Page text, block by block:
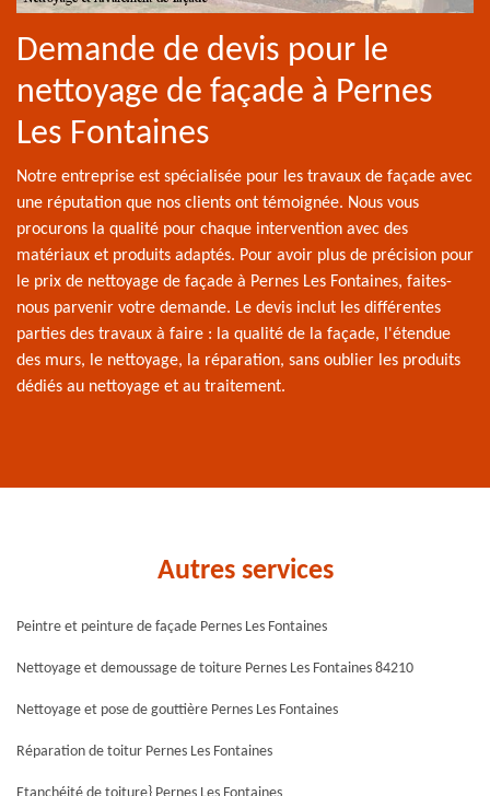
Demande de devis pour le
nettoyage de façade à Pernes
Les Fontaines
Notre entreprise est spécialisée pour les travaux de façade avec
une réputation que nos clients ont témoignée. Nous vous
procurons la qualité pour chaque intervention avec des
matériaux et produits adaptés. Pour avoir plus de précision pour
le prix de nettoyage de façade à Pernes Les Fontaines, faites-
nous parvenir votre demande. Le devis inclut les différentes
parties des travaux à faire : la qualité de la façade, l'étendue
des murs, le nettoyage, la réparation, sans oublier les produits
dédiés au nettoyage et au traitement.
Autres services
Peintre et peinture de façade Pernes Les Fontaines
Nettoyage et demoussage de toiture Pernes Les Fontaines 84210
Nettoyage et pose de gouttière Pernes Les Fontaines
Réparation de toitur Pernes Les Fontaines